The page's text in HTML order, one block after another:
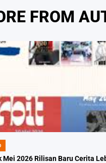
FROM
Mei 2026 Rilisan Baru Cerita